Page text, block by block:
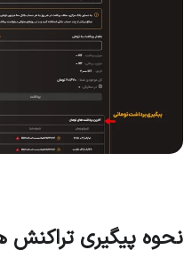
نحوه پیگیری تراکنش